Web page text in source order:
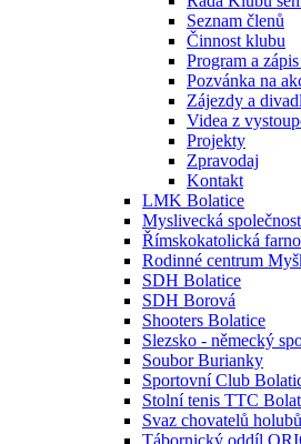
Seznam členů
Činnost klubu
Program a
Pozvánka na
Zájezdy a
Videa z
Projekty
Zpravodaj
Kontakt
LMK Bolatice
Myslivecká
Římskokatolická
Rodinné centrum
SDH Bolatice
SDH Borová
Shooters Bolatice
Slezsko - německý
Soubor Burianky
Sportovní Club
Stolní tenis TTC
Svaz chovatelů holubů
Tábornický oddíl